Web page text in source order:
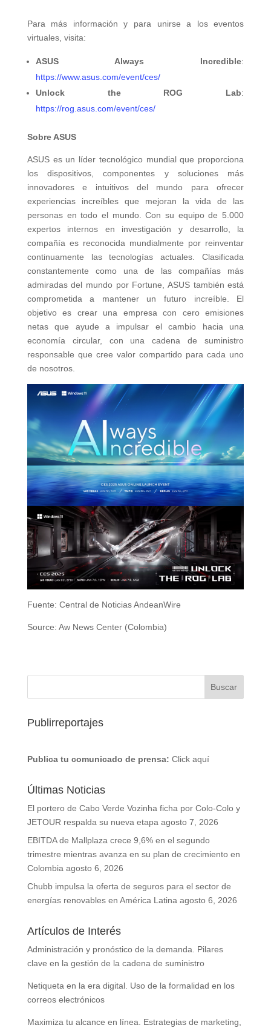
Para más información y para unirse a los eventos
virtuales, visita:
ASUS Always Incredible:
https://www.asus.com/event/ces/
Unlock the ROG Lab:
https://rog.asus.com/event/ces/
Sobre ASUS
ASUS es un líder tecnológico mundial que proporciona
los dispositivos, componentes y soluciones más
innovadores e intuitivos del mundo para ofrecer
experiencias increíbles que mejoran la vida de las
personas en todo el mundo. Con su equipo de 5.000
expertos internos en investigación y desarrollo, la
compañía es reconocida mundialmente por reinventar
continuamente las tecnologías actuales. Clasificada
constantemente como una de las compañías más
admiradas del mundo por Fortune, ASUS también está
comprometida a mantener un futuro increíble. El
objetivo es crear una empresa con cero emisiones
netas que ayude a impulsar el cambio hacia una
economía circular, con una cadena de suministro
responsable que cree valor compartido para cada uno
de nosotros.
Fuente: Central de Noticias AndeanWire
Source: Aw News Center (Colombia)
Publirreportajes
Publica tu comunicado de prensa: Click aquí
Últimas Noticias
El portero de Cabo Verde Vozinha ficha por Colo-Colo y
JETOUR respalda su nueva etapa agosto 7, 2026
EBITDA de Mallplaza crece 9,6% en el segundo
trimestre mientras avanza en su plan de crecimiento en
Colombia agosto 6, 2026
Chubb impulsa la oferta de seguros para el sector de
energías renovables en América Latina agosto 6, 2026
Artículos de Interés
Administración y pronóstico de la demanda. Pilares
clave en la gestión de la cadena de suministro
Netiqueta en la era digital. Uso de la formalidad en los
correos electrónicos
Maximiza tu alcance en línea. Estrategias de marketing,